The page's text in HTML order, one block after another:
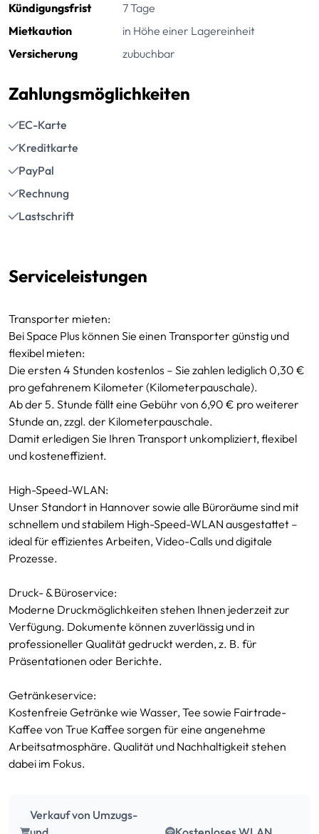
Kündigungsfrist
7 Tage
Mietkaution
in Höhe einer Lagereinheit
Versicherung
zubuchbar
Zahlungsmöglichkeiten
EC-Karte
Kreditkarte
PayPal
Rechnung
Lastschrift
Serviceleistungen
Transporter mieten:
Bei Space Plus können Sie einen Transporter günstig und
flexibel mieten:
Die ersten 4 Stunden kostenlos – Sie zahlen lediglich 0,30 €
pro gefahrenem Kilometer (Kilometerpauschale).
Ab der 5. Stunde fällt eine Gebühr von 6,90 € pro weiterer
Stunde an, zzgl. der Kilometerpauschale.
Damit erledigen Sie Ihren Transport unkompliziert, flexibel
und kosteneffizient.
High-Speed-WLAN:
Unser Standort in Hannover sowie alle Büroräume sind mit
schnellem und stabilem High-Speed-WLAN ausgestattet –
ideal für effizientes Arbeiten, Video-Calls und digitale
Prozesse.
Druck- & Büroservice:
Moderne Druckmöglichkeiten stehen Ihnen jederzeit zur
Verfügung. Dokumente können zuverlässig und in
professioneller Qualität gedruckt werden, z. B. für
Präsentationen oder Berichte.
Getränkeservice:
Kostenfreie Getränke wie Wasser, Tee sowie Fairtrade-
Kaffee von True Kaffee sorgen für eine angenehme
Arbeitsatmosphäre. Qualität und Nachhaltigkeit stehen
dabei im Fokus.
Verkauf von Umzugs-